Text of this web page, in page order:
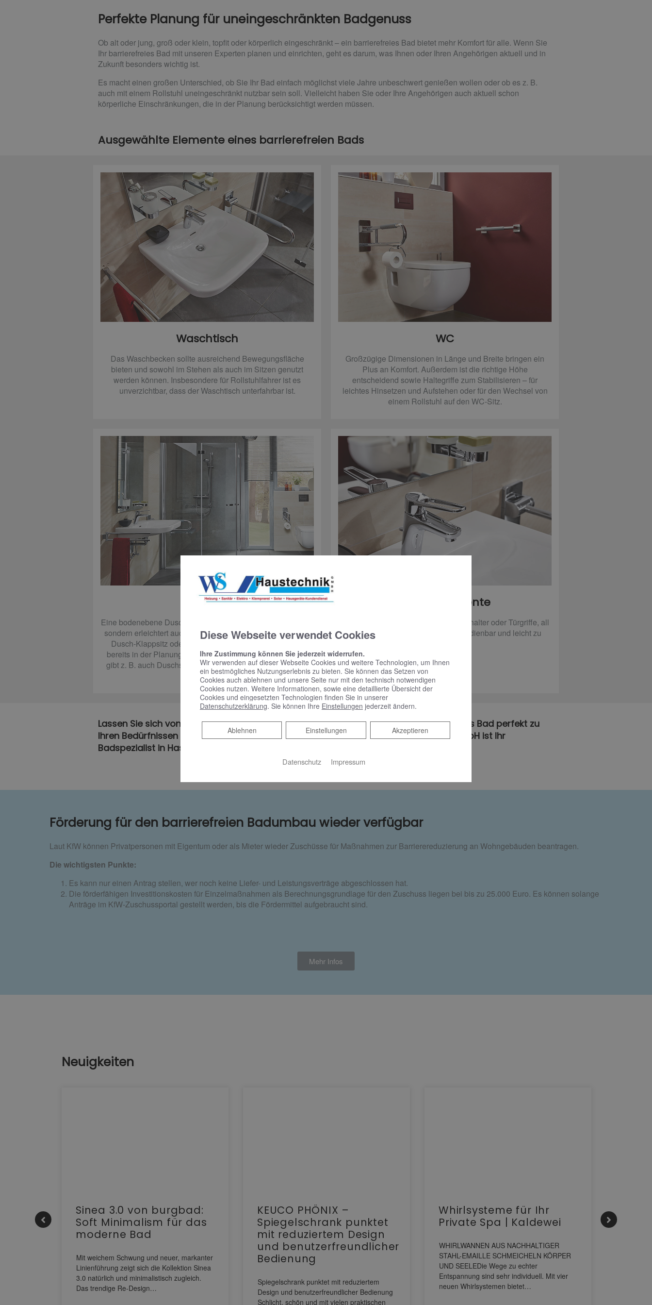
Perfekte Planung für uneingeschränkten Badgenuss
Ob alt oder jung, groß oder klein, topfit oder körperlich eingeschränkt – ein barrierefreies Bad bietet mehr Komfort für alle. Wenn Sie
Ihr barrierefreies Bad mit unseren Experten planen und einrichten, geht es darum, was Ihnen oder Ihren Angehörigen aktuell und in
Zukunft besonders wichtig ist.
Es macht einen großen Unterschied, ob Sie Ihr Bad einfach möglichst viele Jahre unbeschwert genießen wollen oder ob es z. B.
auch mit einem Rollstuhl uneingeschränkt nutzbar sein soll. Vielleicht haben Sie oder Ihre Angehörigen auch aktuell schon
körperliche Einschränkungen, die in der Planung berücksichtigt werden müssen.
Ausgewählte Elemente eines barrierefreien Bads
Waschtisch
Das Waschbecken sollte ausreichend Bewegungsfläche
bieten und sowohl im Stehen als auch im Sitzen genutzt
werden können. Insbesondere für Rollstuhlfahrer ist es
unverzichtbar, dass der Waschtisch unterfahrbar ist.
WC
Großzügige Dimensionen in Länge und Breite bringen ein
Plus an Komfort. Außerdem ist die richtige Höhe
entscheidend sowie Haltegriffe zum Stabilisieren – für
leichtes Hinsetzen und Aufstehen oder für den Wechsel von
einem Rollstuhl auf den WC-Sitz.
Dusche
Eine bodenebene Dusche liegt nicht nur optisch voll im Trend,
sondern erleichtert auch die Nutzung. Einen platzsparenden
Dusch-Klappsitz oder zusätzliche Haltegriffe können wir
bereits in der Planung vorsehen und später nachrüsten. Es
gibt z. B. auch Duschstangen, die als Halte- und Stützgriffe
dienen.
Bedienelemente
Ob Spülung, Einhandmischer, Lichtschalter oder Türgriffe, all
diese Elemente müssen einfach bedienbar und leicht zu
Lassen Sie sich von unseren Badspezialisten individuell beraten, damit Ihr barrierefreies Bad perfekt zu
Ihren Bedürfnissen passt – und bei Bedarf einfach anpassbar ist. WS Haustechnik GmbH ist Ihr
Badspezialist in Haselünne.
Förderung für den barrierefreien Badumbau wieder verfügbar
Laut KfW können Privatpersonen mit Eigentum oder als Mieter wieder Zuschüsse für Maßnahmen zur Barrierereduzierung an Wohngebäuden beantragen.
Die wichtigsten Punkte:
Es kann nur einen Antrag stellen, wer noch keine Liefer- und Leistungsverträge abgeschlossen hat.
Die förderfähigen Investitionskosten für Einzelmaßnahmen als Berechnungsgrundlage für den Zuschuss liegen bei bis zu 25.000 Euro. Es können solange
Anträge im KfW-Zuschussportal gestellt werden, bis die Fördermittel aufgebraucht sind.
Mehr Infos
Neuigkeiten
Sinea 3.0 von burgbad:
Soft Minimalism für das
moderne Bad
Mit weichem Schwung und neuer, markanter
Linienführung zeigt sich die Kollektion Sinea
3.0 natürlich und minimalistisch zugleich.
Das trendige Re-Design…
KEUCO PHÖNIX –
Spiegelschrank punktet
mit reduziertem Design
und benutzerfreundlicher
Bedienung
Spiegelschrank punktet mit reduziertem
Design und benutzerfreundlicher Bedienung
Schlicht, schön und mit vielen praktischen
Whirlsysteme für Ihr
Private Spa | Kaldewei
WHIRLWANNEN AUS NACHHALTIGER
STAHL-EMAILLE SCHMEICHELN KÖRPER
UND SEELEDie Wege zu echter
Entspannung sind sehr individuell. Mit vier
neuen Whirlsystemen bietet…
Diese Webseite verwendet Cookies
Ihre Zustimmung können Sie jederzeit widerrufen.
Wir verwenden auf dieser Webseite Cookies und weitere Technologien, um Ihnen
ein bestmögliches Nutzungserlebnis zu bieten. Sie können das Setzen von
Cookies auch ablehnen und unsere Seite nur mit den technisch notwendigen
Cookies nutzen. Weitere Informationen, sowie eine detaillierte Übersicht der
Cookies und eingesetzten Technologien finden Sie in unserer
Datenschutzerklärung. Sie können Ihre Einstellungen jederzeit ändern.
Akzeptieren
Einstellungen
Ablehnen
Ablehnen
Datenschutz Impressum